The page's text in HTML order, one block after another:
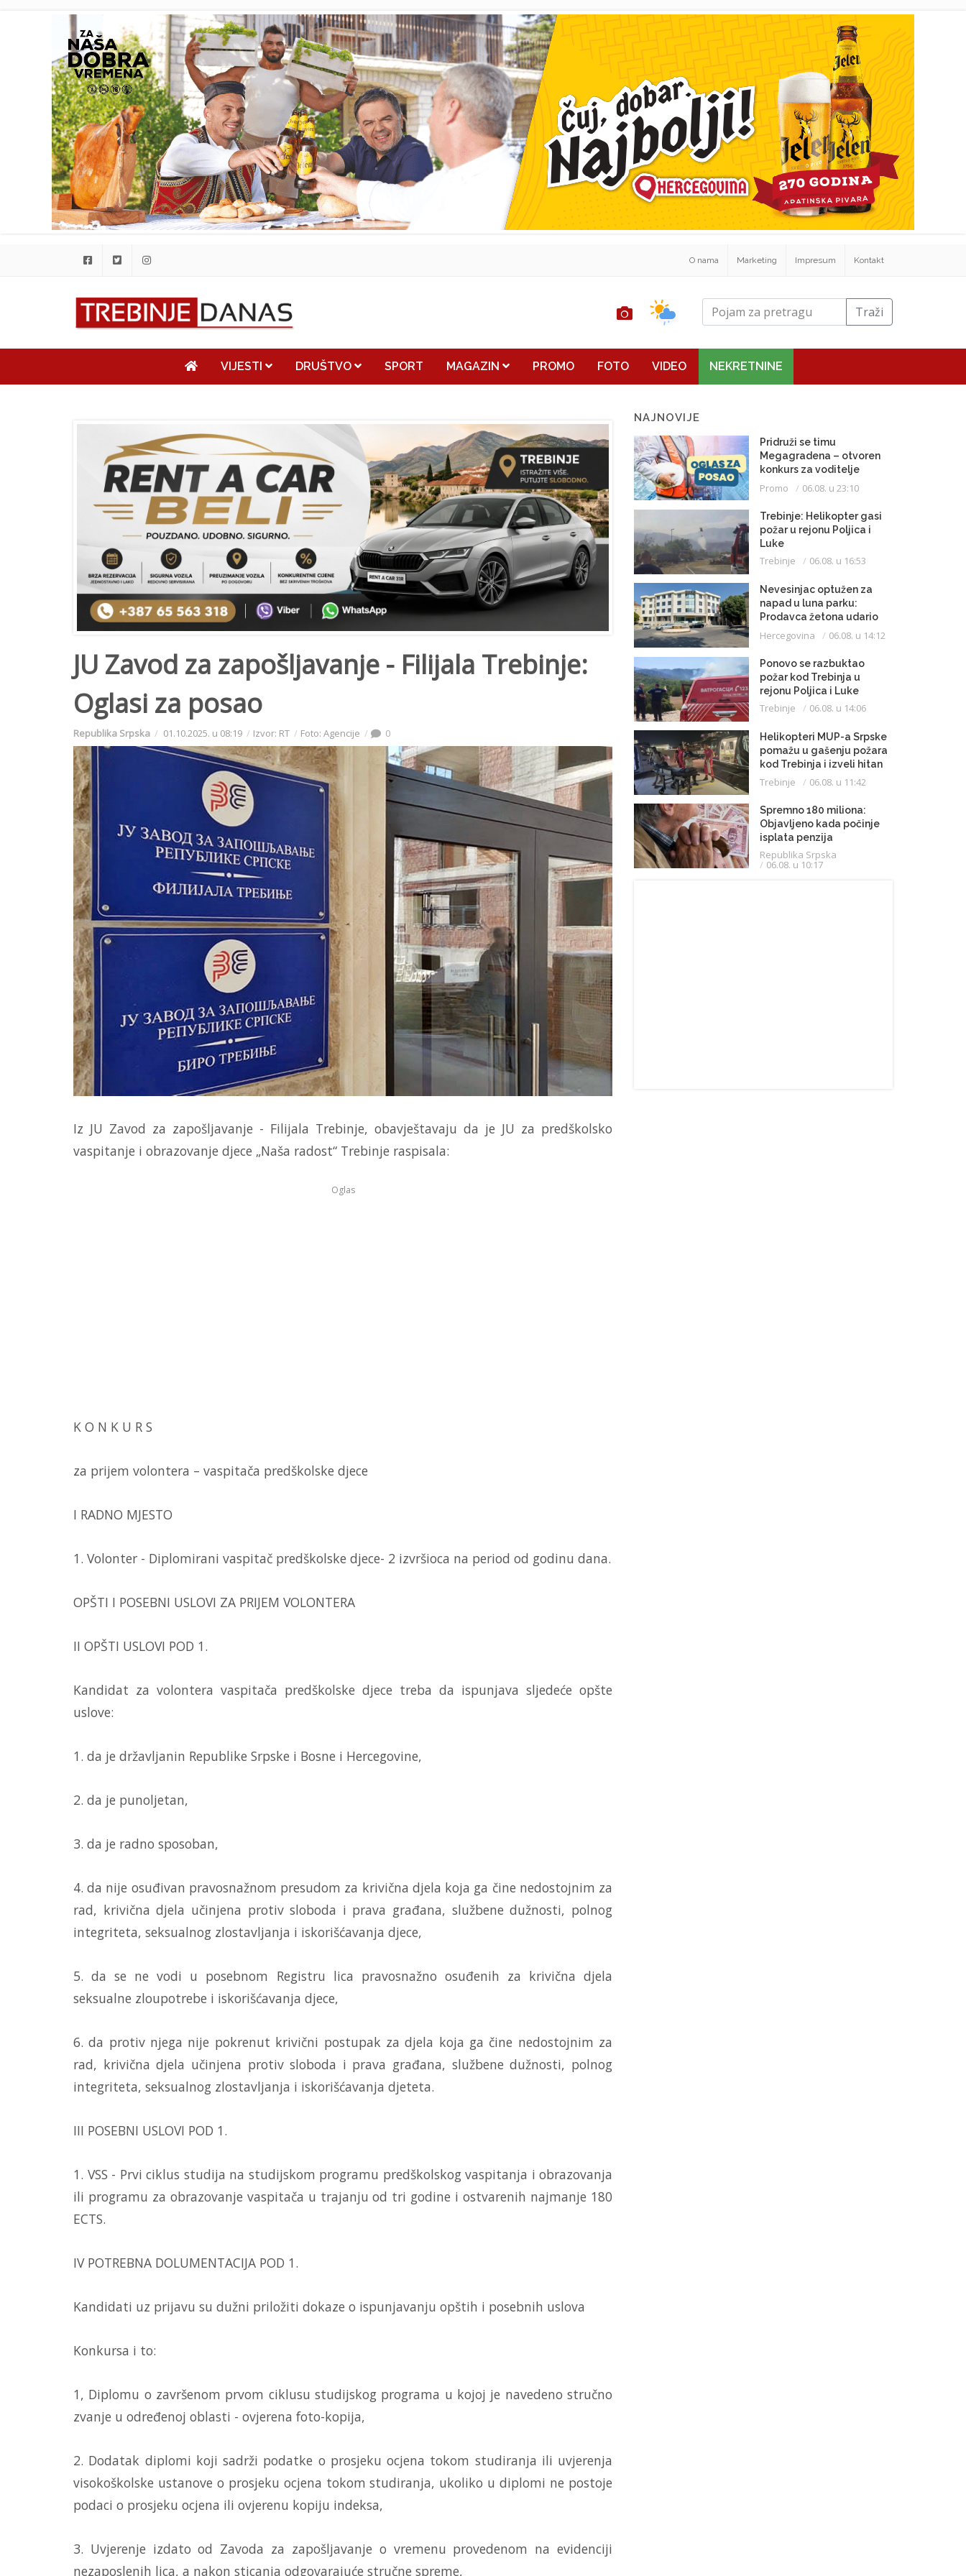
O nama Marketing Impresum Kontakt
Traži
VIJESTI DRUŠTVO SPORT MAGAZIN PROMO FOTO VIDEO NEKRETNINE
JU Zavod za zapošljavanje - Filijala Trebinje:
Oglasi za posao
Republika Srpska 01.10.2025. u 08:19 Izvor: RT Foto: Agencije 0
Iz JU Zavod za zapošljavanje - Filijala Trebinje, obavještavaju da je JU za predškolsko
vaspitanje i obrazovanje djece „Naša radost“ Trebinje raspisala:
Oglas
K O N K U R S
za prijem volontera – vaspitača predškolske djece
I RADNO MJESTO
1. Volonter - Diplomirani vaspitač predškolske djece- 2 izvršioca na period od godinu dana.
OPŠTI I POSEBNI USLOVI ZA PRIJEM VOLONTERA
II OPŠTI USLOVI POD 1.
Kandidat za volontera vaspitača predškolske djece treba da ispunjava sljedeće opšte
uslove:
1. da je državljanin Republike Srpske i Bosne i Hercegovine,
2. da je punoljetan,
3. da je radno sposoban,
4. da nije osuđivan pravosnažnom presudom za krivična djela koja ga čine nedostojnim za
rad, krivična djela učinjena protiv sloboda i prava građana, službene dužnosti, polnog
integriteta, seksualnog zlostavljanja i iskorišćavanja djece,
5. da se ne vodi u posebnom Registru lica pravosnažno osuđenih za krivična djela
seksualne zloupotrebe i iskorišćavanja djece,
6. da protiv njega nije pokrenut krivični postupak za djela koja ga čine nedostojnim za
rad, krivična djela učinjena protiv sloboda i prava građana, službene dužnosti, polnog
integriteta, seksualnog zlostavljanja i iskorišćavanja djeteta.
III POSEBNI USLOVI POD 1.
1. VSS - Prvi ciklus studija na studijskom programu predškolskog vaspitanja i obrazovanja
ili programu za obrazovanje vaspitača u trajanju od tri godine i ostvarenih najmanje 180
ECTS.
IV POTREBNA DOLUMENTACIJA POD 1.
Kandidati uz prijavu su dužni priložiti dokaze o ispunjavanju opštih i posebnih uslova
Konkursa i to:
1, Diplomu o završenom prvom ciklusu studijskog programa u kojoj je navedeno stručno
zvanje u određenoj oblasti - ovjerena foto-kopija,
2. Dodatak diplomi koji sadrži podatke o prosjeku ocjena tokom studiranja ili uvjerenja
visokoškolske ustanove o prosjeku ocjena tokom studiranja, ukoliko u diplomi ne postoje
podaci o prosjeku ocjena ili ovjerenu kopiju indeksa,
3. Uvjerenje izdato od Zavoda za zapošljavanje o vremenu provedenom na evidenciji
nezaposlenih lica, a nakon sticanja odgovarajuće stručne spreme,
NAJNOVIJE
Pridruži se timu
Megagradena – otvoren
konkurs za voditelje
gradilišta
Promo 06.08. u 23:10
Trebinje: Helikopter gasi
požar u rejonu Poljica i
Luke
Trebinje 06.08. u 16:53
Nevesinjac optužen za
napad u luna parku:
Prodavca žetona udario
mikrofonom u glavu
Hercegovina 06.08. u 14:12
Ponovo se razbuktao
požar kod Trebinja u
rejonu Poljica i Luke
Trebinje 06.08. u 14:06
Helikopteri MUP-a Srpske
pomažu u gašenju požara
kod Trebinja i izveli hitan
medicinski let do
Beograda
Trebinje 06.08. u 11:42
Spremno 180 miliona:
Objavljeno kada počinje
isplata penzija
Republika Srpska
06.08. u 10:17